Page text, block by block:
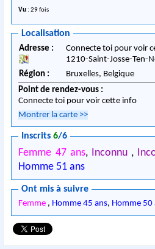
Vu : 29 fois
Localisation
Adresse :
Connecte toi pour voir
1210-Saint-Josse-Ten-
Région :
Bruxelles, Belgique
Point de rendez-vous :
Connecte toi pour voir cette info
Montrer la carte >>
Inscrits6/6
Femme 47 ans, Inconnu ,
Homme 51 ans
Ont mis à suivre
Femme , Homme 45 ans, Homme 50